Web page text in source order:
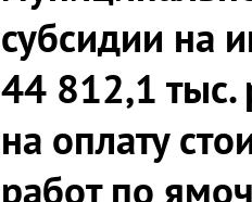
субсидии на
44 812,1 тыс.
на оплату
работ по